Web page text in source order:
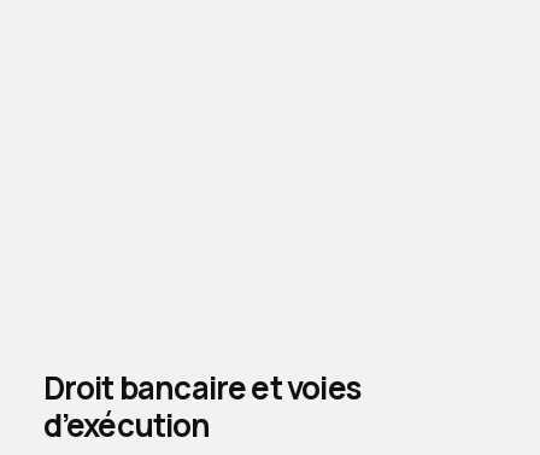
Droit bancaire et voies
d’exécution